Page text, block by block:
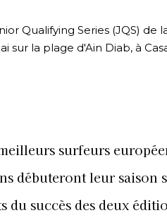
Qualifying Series (JQS) de
sur la plage d'Ain Diab, à
surfeurs
débuteront leur saison
du succès des deux